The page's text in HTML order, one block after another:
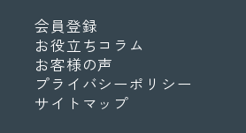
会員登録
お役立ちコラム
お客様の声
プライバシーポリシー
サイトマップ